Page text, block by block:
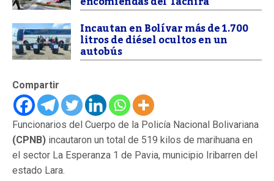
Incautan en Bolívar más de 1.700
litros de diésel ocultos en un
autobús
Compartir
Funcionarios del Cuerpo de la Policía Nacional Bolivariana
(CPNB) incautaron un total de 519 kilos de marihuana en
el sector La Esperanza 1 de Pavia, municipio Iribarren del
estado Lara.